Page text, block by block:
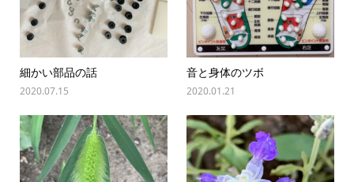
細かい部品の話
2020.07.15
音と身体のツボ
2020.01.21